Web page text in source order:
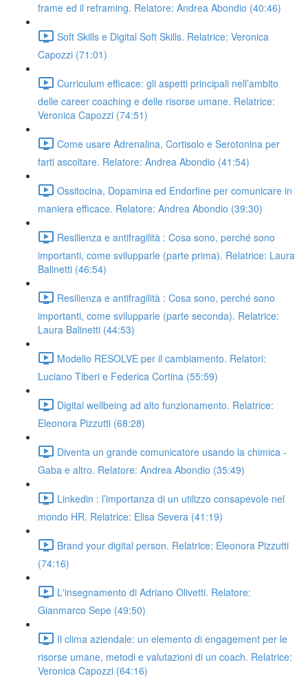
frame ed il reframing. Relatore: Andrea Abondio (40:46)
Soft Skills e Digital Soft Skills. Relatrice: Veronica
Capozzi (71:01)
Curriculum efficace: gli aspetti principali nell’ambito
delle career coaching e delle risorse umane. Relatrice:
Veronica Capozzi (74:51)
Come usare Adrenalina, Cortisolo e Serotonina per
farti ascoltare. Relatore: Andrea Abondio (41:54)
Ossitocina, Dopamina ed Endorfine per comunicare in
maniera efficace. Relatore: Andrea Abondio (39:30)
Resilienza e antifragilità : Cosa sono, perché sono
importanti, come svilupparle (parte prima). Relatrice: Laura
Balinetti (46:54)
Resilienza e antifragilità : Cosa sono, perché sono
importanti, come svilupparle (parte seconda). Relatrice:
Laura Balinetti (44:53)
Modello RESOLVE per il cambiamento. Relatori:
Luciano Tiberi e Federica Cortina (55:59)
Digital wellbeing ad alto funzionamento. Relatrice:
Eleonora Pizzutti (68:28)
Diventa un grande comunicatore usando la chimica -
Gaba e altro. Relatore: Andrea Abondio (35:49)
Linkedin : l’importanza di un utilizzo consapevole nel
mondo HR. Relatrice: Elisa Severa (41:19)
Brand your digital person. Relatrice: Eleonora Pizzutti
(74:16)
L'insegnamento di Adriano Olivetti. Relatore:
Gianmarco Sepe (49:50)
Il clima aziendale: un elemento di engagement per le
risorse umane, metodi e valutazioni di un coach. Relatrice:
Veronica Capozzi (64:16)